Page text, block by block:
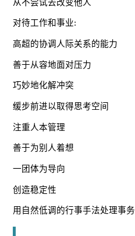
从不尝试去改变他人
对待工作和事业:
高超的协调人际关系的能力
善于从容地面对压力
巧妙地化解冲突
缓步前进以取得思考空间
注重人本管理
善于为别人着想
一团体为导向
创造稳定性
用自然低调的行事手法处理事务